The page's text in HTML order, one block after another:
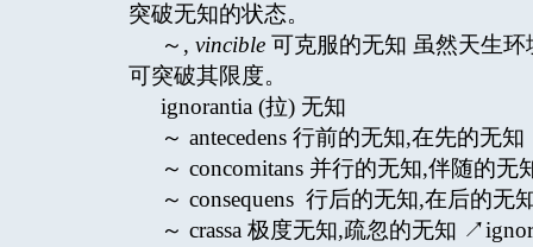
突破无知的状态。
～, vincible可克服的无知 虽然天生环
可突破其限度。
ignorantia (拉) 无知
～ antecedens 行前的无知,在先的无知
～ concomitans 并行的无知,伴随的无
～ consequens 行后的无知,在后的无
～ crassa 极度无知,疏忽的无知